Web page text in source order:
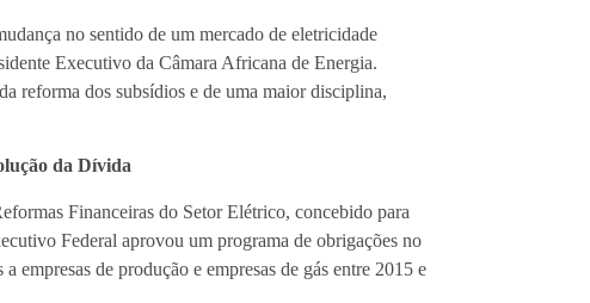
no sentido de um mercado de eletricidade
Executivo da Câmara Africana de Energia.
reforma dos subsídios e de uma maior disciplina,
da Dívida
Financeiras do Setor Elétrico, concebido para
Federal aprovou um programa de obrigações no
de produção e empresas de gás entre 2015 e